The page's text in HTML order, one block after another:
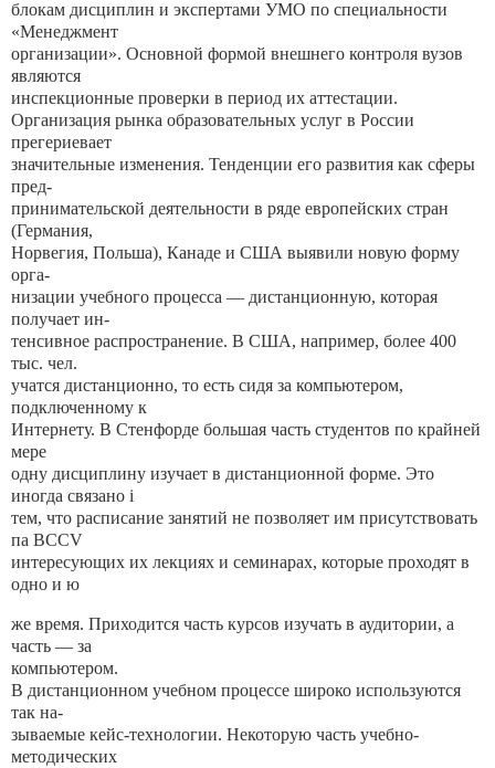
блокам дисциплин и экспертами УМО по специальности
«Менеджмент
организации». Основной формой внешнего контроля вузов
являются
инспекционные проверки в период их аттестации.
Организация рынка образовательных услуг в России
прегериевает
значительные изменения. Тенденции его развития как сферы
пред-
принимательской деятельности в ряде европейских стран
(Германия,
Норвегия, Польша), Канаде и США выявили новую форму
орга-
низации учебного процесса — дистанционную, которая
получает ин-
тенсивное распространение. В США, например, более 400
тыс. чел.
учатся дистанционно, то есть сидя за компьютером,
подключенному к
Интернету. В Стенфорде большая часть студентов по крайней
мере
одну дисциплину изучает в дистанционной форме. Это
иногда связано i
тем, что расписание занятий не позволяет им присутствовать
па BCCV
интересующих их лекциях и семинарах, которые проходят в
одно и ю
же время. Приходится часть курсов изучать в аудитории, а
часть — за
компьютером.
В дистанционном учебном процессе широко используются
так на-
зываемые кейс-технологии. Некоторую часть учебно-
методических